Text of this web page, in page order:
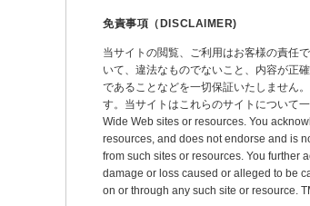
免責事項（DISCLAIMER)
当サイトの閲覧、ご利用はお客様の責任
いて、違法なものでないこと、内容が正
であることなどを一切保証いたしません
す。当サイトはこれらのサイトについて
Wide Web sites or resources. You
resources, and does not endorse and is
from such sites or resources. You further
damage or loss caused or alleged to be
on or through any such site or resource.